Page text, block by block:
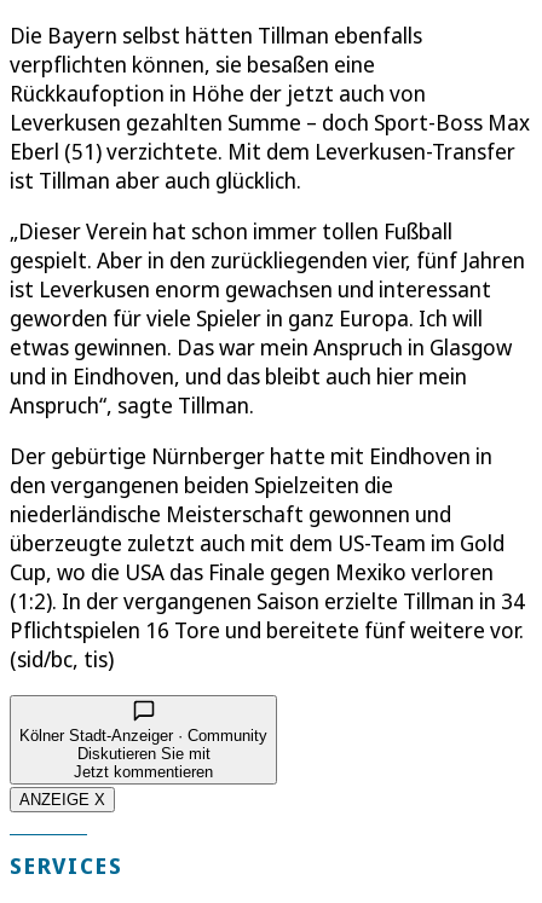
Die Bayern selbst hätten Tillman ebenfalls
verpflichten können, sie besaßen eine
Rückkaufoption in Höhe der jetzt auch von
Leverkusen gezahlten Summe – doch Sport-Boss Max
Eberl (51) verzichtete. Mit dem Leverkusen-Transfer
ist Tillman aber auch glücklich.
„Dieser Verein hat schon immer tollen Fußball
gespielt. Aber in den zurückliegenden vier, fünf Jahren
ist Leverkusen enorm gewachsen und interessant
geworden für viele Spieler in ganz Europa. Ich will
etwas gewinnen. Das war mein Anspruch in Glasgow
und in Eindhoven, und das bleibt auch hier mein
Anspruch“, sagte Tillman.
Der gebürtige Nürnberger hatte mit Eindhoven in
den vergangenen beiden Spielzeiten die
niederländische Meisterschaft gewonnen und
überzeugte zuletzt auch mit dem US-Team im Gold
Cup, wo die USA das Finale gegen Mexiko verloren
(1:2). In der vergangenen Saison erzielte Tillman in 34
Pflichtspielen 16 Tore und bereitete fünf weitere vor.
(sid/bc, tis)
Kölner Stadt-Anzeiger · Community
Diskutieren Sie mit
Jetzt kommentieren
ANZEIGE X
SERVICES